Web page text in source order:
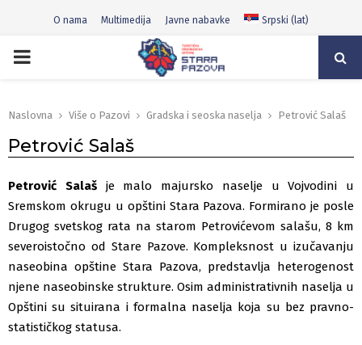
O nama Multimedija Javne nabavke Srpski (lat)
PRIMARY
Naslovna Više o Pazovi Gradska i seoska naselja Petrović Salaš
Petrović Salaš
Petrović Salašje malo majursko naselje u Vojvodini u
Sremskom okrugu u opštini Stara Pazova. Formirano je posle
Drugog svetskog rata na starom Petrovićevom salašu, 8 km
severoistočno od Stare Pazove. Kompleksnost u izučavanju
naseobina opštine Stara Pazova, predstavlja heterogenost
njene naseobinske strukture. Osim administrativnih naselja u
Opštini su situirana i formalna naselja koja su bez pravno-
statističkog statusa.